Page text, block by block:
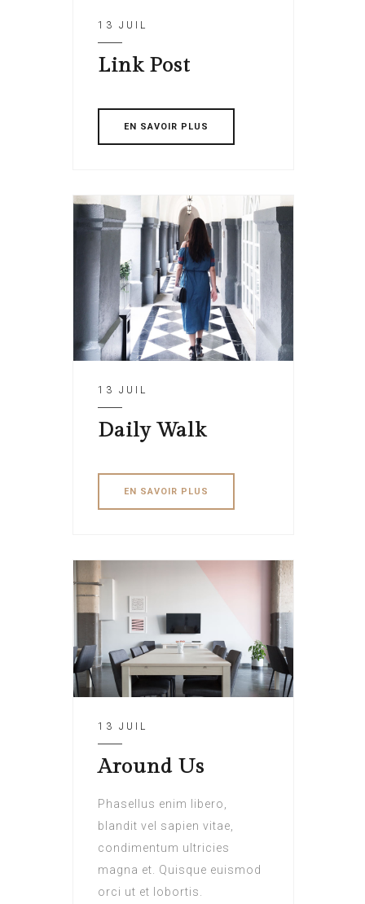
13 JUIL
Link Post
EN SAVOIR PLUS
13 JUIL
Daily Walk
EN SAVOIR PLUS
13 JUIL
Around Us
Phasellus enim libero,
blandit vel sapien vitae,
condimentum ultricies
magna et. Quisque euismod
orci ut et lobortis.